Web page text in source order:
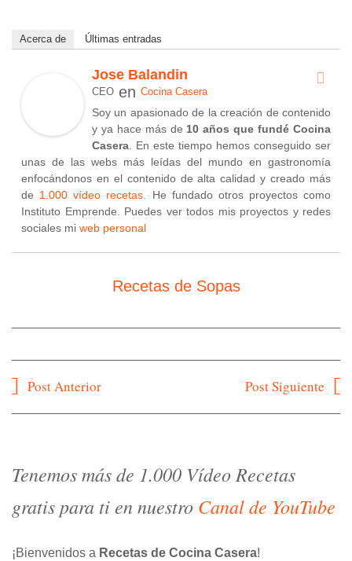
Acerca de Últimas entradas
Jose Balandin
CEO en Cocina Casera
Soy un apasionado de la creación de contenido
y ya hace más de 10 años que fundé Cocina
Casera. En este tiempo hemos conseguido ser
unas de las webs más leídas del mundo en gastronomía
enfocándonos en el contenido de alta calidad y creado más
de 1.000 vídeo recetas. He fundado otros proyectos como
Instituto Emprende. Puedes ver todos mis proyectos y redes
sociales mi web personal
Recetas de Sopas
Navegación
Post Anterior Post Siguiente
Tenemos más de 1.000 Vídeo Recetas
gratis para ti en nuestro Canal de YouTube
¡Bienvenidos a Recetas de Cocina Casera!